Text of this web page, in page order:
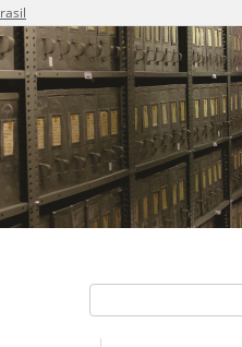
arquivísticas do acervo do
ICA-AtoM